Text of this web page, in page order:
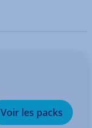
Voir les packs